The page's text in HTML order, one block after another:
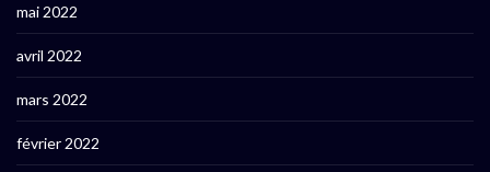
mai 2022
avril 2022
mars 2022
février 2022